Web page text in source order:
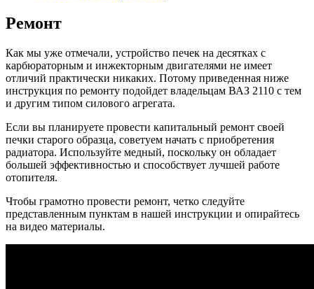
Ремонт
Как мы уже отмечали, устройство печек на десятках с
карбюраторным и инжекторным двигателями не имеет
отличий практически никаких. Потому приведенная ниже
инструкция по ремонту подойдет владельцам ВАЗ 2110 с тем
и другим типом силового агрегата.
Если вы планируете провести капитальный ремонт своей
печки старого образца, советуем начать с приобретения
радиатора. Используйте медный, поскольку он обладает
большей эффективностью и способствует лучшей работе
отопителя.
Чтобы грамотно провести ремонт, четко следуйте
представленным пунктам в нашей инструкции и опирайтесь
на видео материалы.